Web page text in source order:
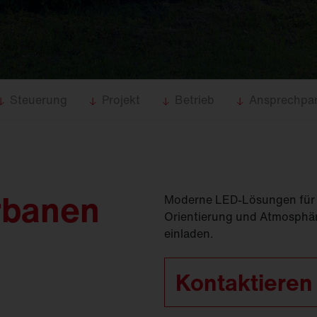
und
GModG)
Steuerung Projekt Betrieb
Moderne LED-Lösungen
Orientierung und
einladen.